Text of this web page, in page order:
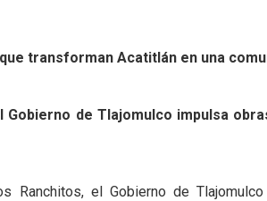
transforman Acatitlán en una
de Tlajomulco impulsa
Ranchitos, el Gobierno de